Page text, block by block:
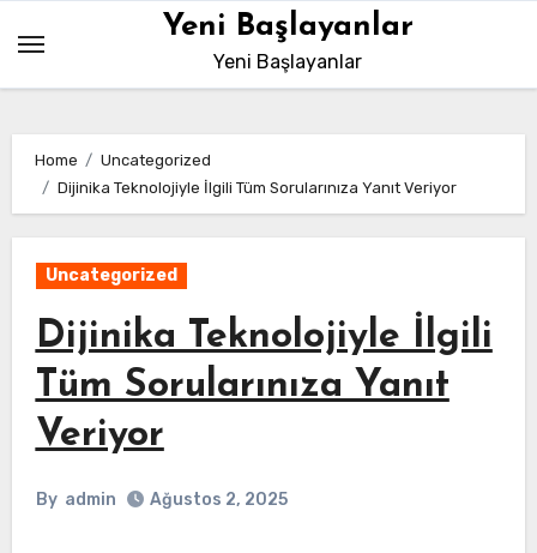
content
Yeni Başlayanlar
Yeni Başlayanlar
Home
Uncategorized
Dijinika Teknolojiyle İlgili Tüm Sorularınıza Yanıt Veriyor
Uncategorized
Dijinika Teknolojiyle İlgili
Tüm Sorularınıza Yanıt
Veriyor
By admin Ağustos 2, 2025